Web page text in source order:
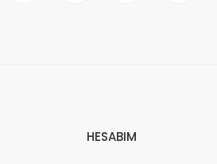
HESABIM